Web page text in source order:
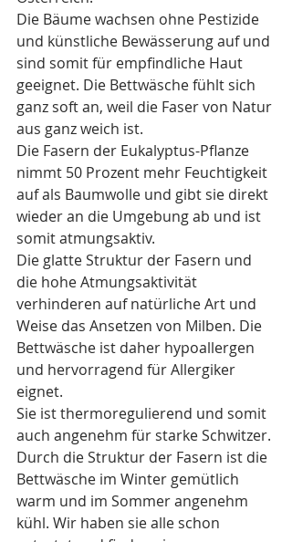
Die Bäume wachsen ohne Pestizide
und künstliche Bewässerung auf und
sind somit für empfindliche Haut
geeignet. Die Bettwäsche fühlt sich
ganz soft an, weil die Faser von Natur
aus ganz weich ist.
Die Fasern der Eukalyptus-Pflanze
nimmt 50 Prozent mehr Feuchtigkeit
auf als Baumwolle und gibt sie direkt
wieder an die Umgebung ab und ist
somit atmungsaktiv.
Die glatte Struktur der Fasern und
die hohe Atmungsaktivität
verhinderen auf natürliche Art und
Weise das Ansetzen von Milben. Die
Bettwäsche ist daher hypoallergen
und hervorragend für Allergiker
eignet.
Sie ist thermoregulierend und somit
auch angenehm für starke Schwitzer.
Durch die Struktur der Fasern ist die
Bettwäsche im Winter gemütlich
warm und im Sommer angenehm
kühl. Wir haben sie alle schon